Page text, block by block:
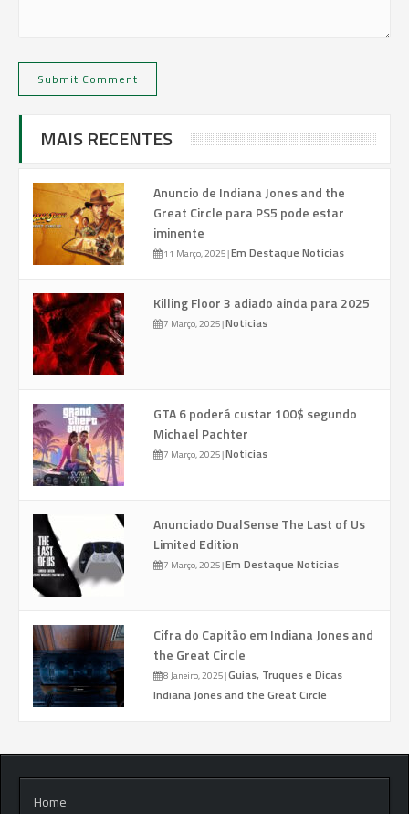
MAIS RECENTES
Anuncio de Indiana Jones and the
Great Circle para PS5 pode estar
iminente
11 Março, 2025|Em Destaque Noticias
Killing Floor 3 adiado ainda para 2025
7 Março, 2025|Noticias
GTA 6 poderá custar 100$ segundo
Michael Pachter
7 Março, 2025|Noticias
Anunciado DualSense The Last of Us
Limited Edition
7 Março, 2025|Em Destaque Noticias
Cifra do Capitão em Indiana Jones and
the Great Circle
8 Janeiro, 2025|Guias, Truques e Dicas
Indiana Jones and the Great Circle
Home